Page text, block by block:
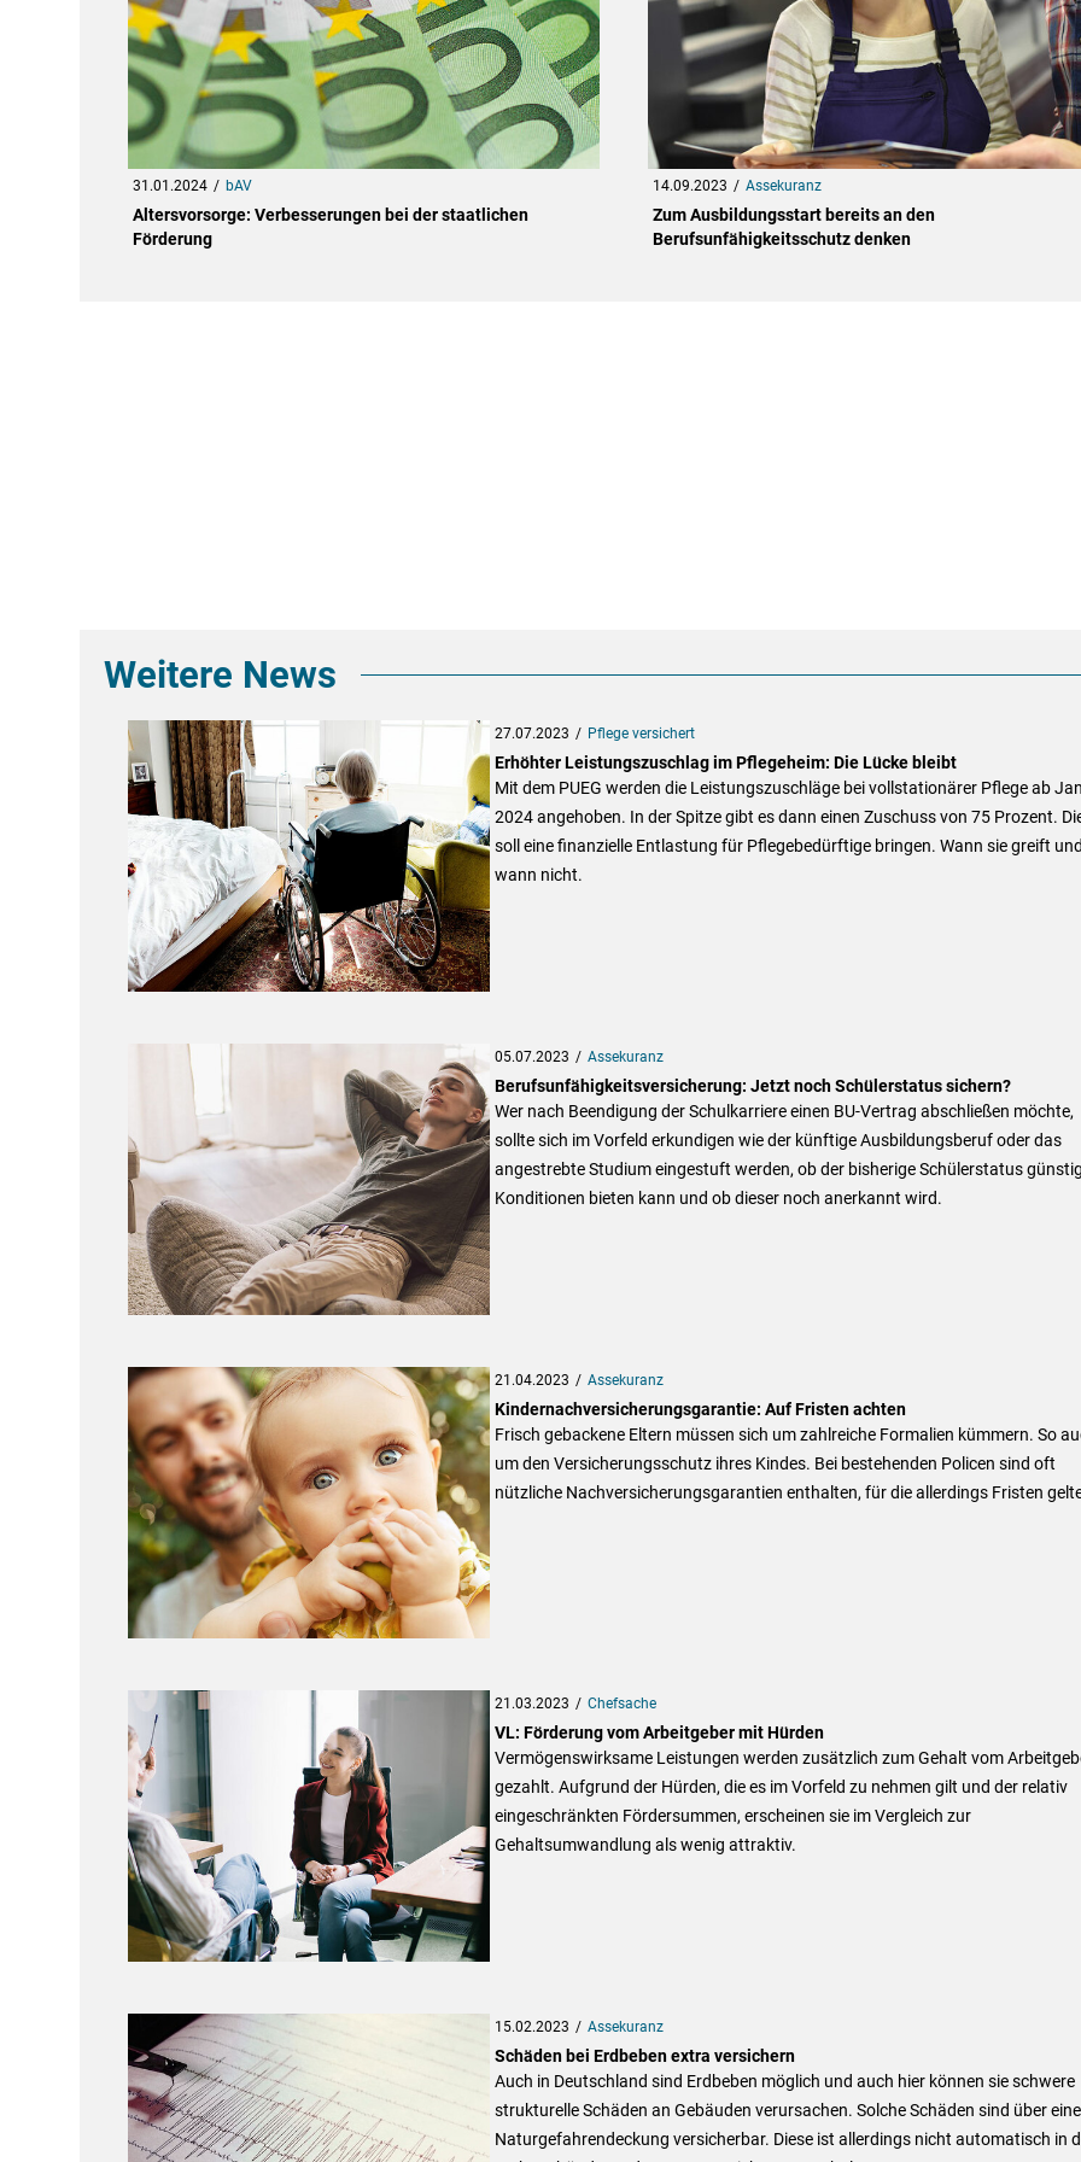
31.01.2024 bAV
Altersvorsorge: Verbesserungen bei der staatlichen
Förderung
14.09.2023 Assekuranz
Zum Ausbildungsstart bereits an den
Berufsunfähigkeitsschutz denken
Weitere News
27.07.2023 Pflege versichert
Erhöhter Leistungszuschlag im Pflegeheim: Die Lücke bleibt
Mit dem PUEG werden die Leistungszuschläge bei vollstationärer Pflege ab
2024 angehoben. In der Spitze gibt es dann einen Zuschuss von 75 Prozent.
soll eine finanzielle Entlastung für Pflegebedürftige bringen. Wann sie greift und
wann nicht.
05.07.2023 Assekuranz
Berufsunfähigkeitsversicherung: Jetzt noch Schülerstatus sichern?
Wer nach Beendigung der Schulkarriere einen BU-Vertrag abschließen möchte,
sollte sich im Vorfeld erkundigen wie der künftige Ausbildungsberuf oder das
angestrebte Studium eingestuft werden, ob der bisherige Schülerstatus
Konditionen bieten kann und ob dieser noch anerkannt wird.
21.04.2023 Assekuranz
Kindernachversicherungsgarantie: Auf Fristen achten
Frisch gebackene Eltern müssen sich um zahlreiche Formalien kümmern. So
um den Versicherungsschutz ihres Kindes. Bei bestehenden Policen sind oft
nützliche Nachversicherungsgarantien enthalten, für die allerdings Fristen
21.03.2023 Chefsache
VL: Förderung vom Arbeitgeber mit Hürden
Vermögenswirksame Leistungen werden zusätzlich zum Gehalt vom
gezahlt. Aufgrund der Hürden, die es im Vorfeld zu nehmen gilt und der relativ
eingeschränkten Fördersummen, erscheinen sie im Vergleich zur
Gehaltsumwandlung als wenig attraktiv.
15.02.2023 Assekuranz
Schäden bei Erdbeben extra versichern
Auch in Deutschland sind Erdbeben möglich und auch hier können sie schwere
strukturelle Schäden an Gebäuden verursachen. Solche Schäden sind über eine
Naturgefahrendeckung versicherbar. Diese ist allerdings nicht automatisch in